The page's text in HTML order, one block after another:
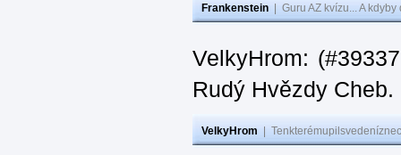
Frankenstein Guru AZ kvízu... A
VelkyHrom:
Rudý Hvězdy Cheb.
VelkyHrom